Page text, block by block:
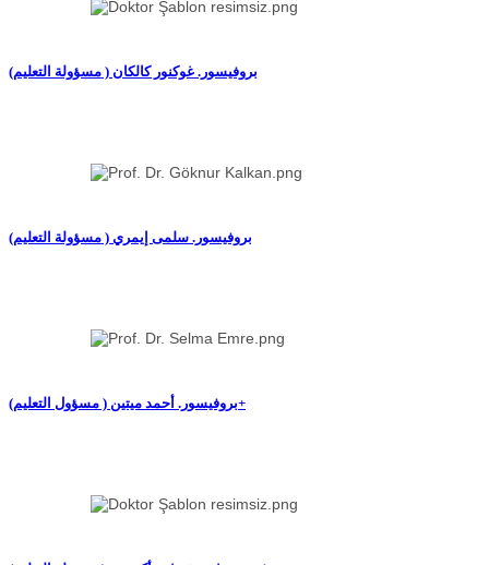
(بروفيسور. غوكنور كالكان ( مسؤولة التعليم
(بروفيسور. سلمى إيمري ( مسؤولة التعليم
(بروفيسور. أحمد ميتين ( مسؤول التعليم+